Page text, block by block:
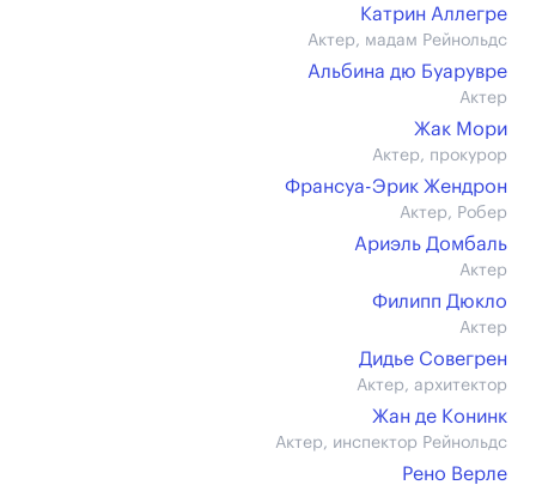
Катрин Аллегре
Актер, мадам Рейнольдс
Альбина дю Буарувре
Актер
Жак Мори
Актер, прокурор
Франсуа-Эрик Жендрон
Актер, Робер
Ариэль Домбаль
Актер
Филипп Дюкло
Актер
Дидье Совегрен
Актер, архитектор
Жан де Конинк
Актер, инспектор Рейнольдс
Рено Верле